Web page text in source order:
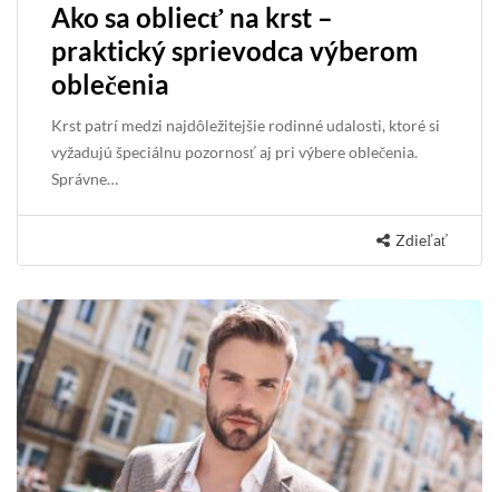
Ako sa obliecť na krst –
praktický sprievodca výberom
oblečenia
Krst patrí medzi najdôležitejšie rodinné udalosti, ktoré si
vyžadujú špeciálnu pozornosť aj pri výbere oblečenia.
Správne…
Zdieľať